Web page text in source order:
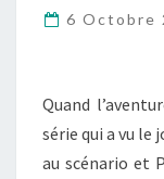
6 Octobre
Quand
série qui a vu le
au scénario et